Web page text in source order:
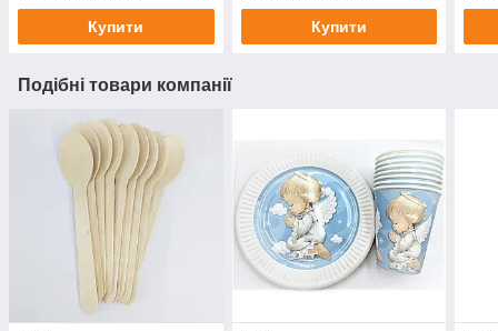
Купити Купити
Подібні товари компанії